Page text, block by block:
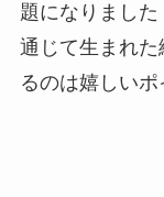
題になりまし
通じて生まれ
るのは嬉しいポ